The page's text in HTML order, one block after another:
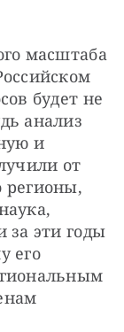
масштаба
будет не
анализ
и
от
регионы,
за эти годы
его